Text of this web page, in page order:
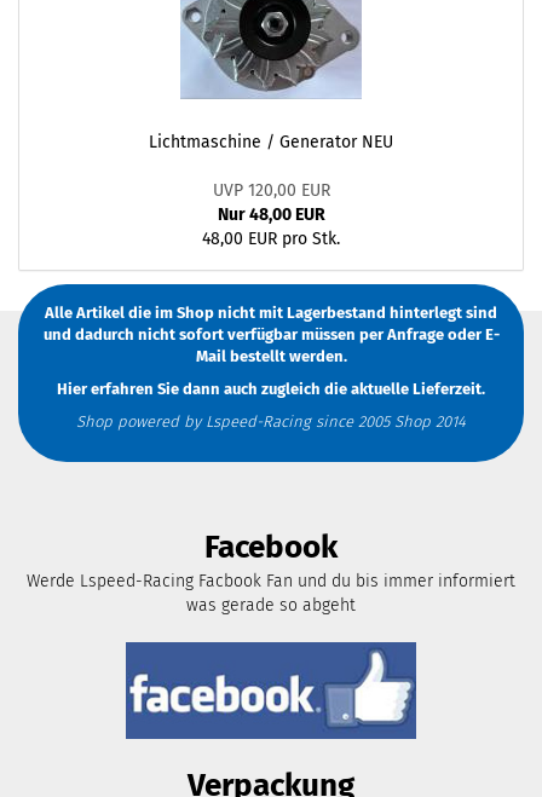
Lichtmaschine / Generator NEU
UVP 120,00 EUR
Nur 48,00 EUR
48,00 EUR pro Stk.
Alle Artikel die im Shop nicht mit Lagerbestand hinterlegt sind
und dadurch nicht sofort verfügbar müssen per AnfrageoderE-
Mailbestellt werden.
Hier erfahren Sie dann auch zugleich die aktuelle Lieferzeit.
Shop powered by Lspeed-Racing since 2005 Shop 2014
Facebook
Werde Lspeed-Racing Facbook Fan und du bis immer informiert
was gerade so abgeht
Verpackung